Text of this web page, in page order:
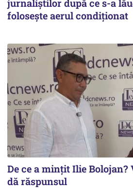
jurnaliștilor după ce s-a
folosește aerul condiționat
De ce a mințit Ilie Bolojan?
dă răspunsul